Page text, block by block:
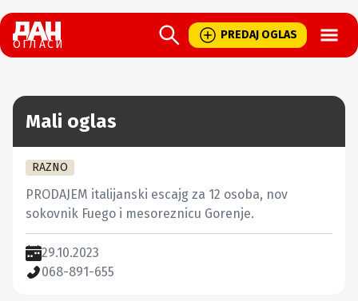
ОГЛАСИ
PREDAJ OGLAS
Mali oglas
RAZNO
PRODAJEM italijanski escajg za 12 osoba, nov
sokovnik Fuego i mesoreznicu Gorenje.
29.10.2023
068-891-655